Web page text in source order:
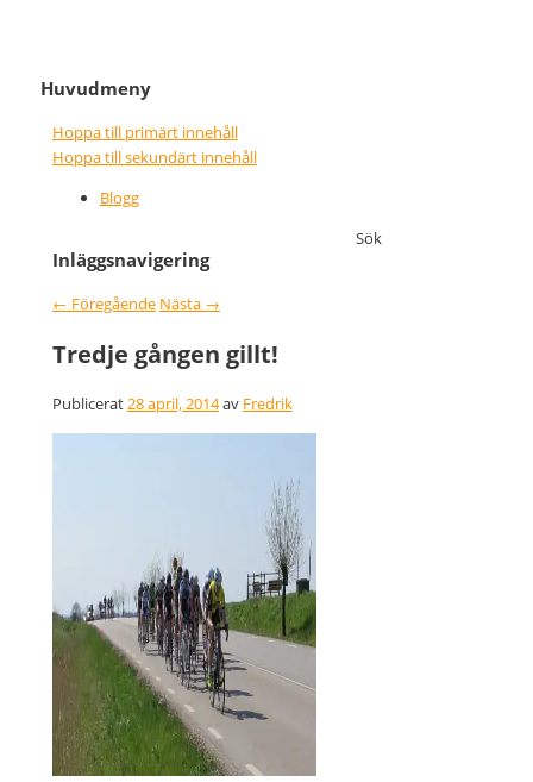
Nice wins nothing
faster
Huvudmeny
Hoppa till primärt innehåll
Hoppa till sekundärt innehåll
Blogg
Inläggsnavigering
← Föregående Nästa →
Tredje gången gillt!
Publicerat28 april, 2014av Fredrik
Sök